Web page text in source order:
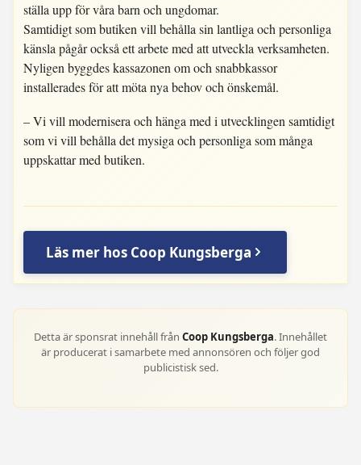
ställa upp för våra barn och ungdomar.
Samtidigt som butiken vill behålla sin lantliga och personliga
känsla pågår också ett arbete med att utveckla verksamheten.
Nyligen byggdes kassazonen om och snabbkassor
installerades för att möta nya behov och önskemål.
– Vi vill modernisera och hänga med i utvecklingen samtidigt
som vi vill behålla det mysiga och personliga som många
uppskattar med butiken.
Läs mer hos Coop Kungsberga
Detta är sponsrat innehåll från Coop Kungsberga. Innehållet
är producerat i samarbete med annonsören och följer god
publicistisk sed.